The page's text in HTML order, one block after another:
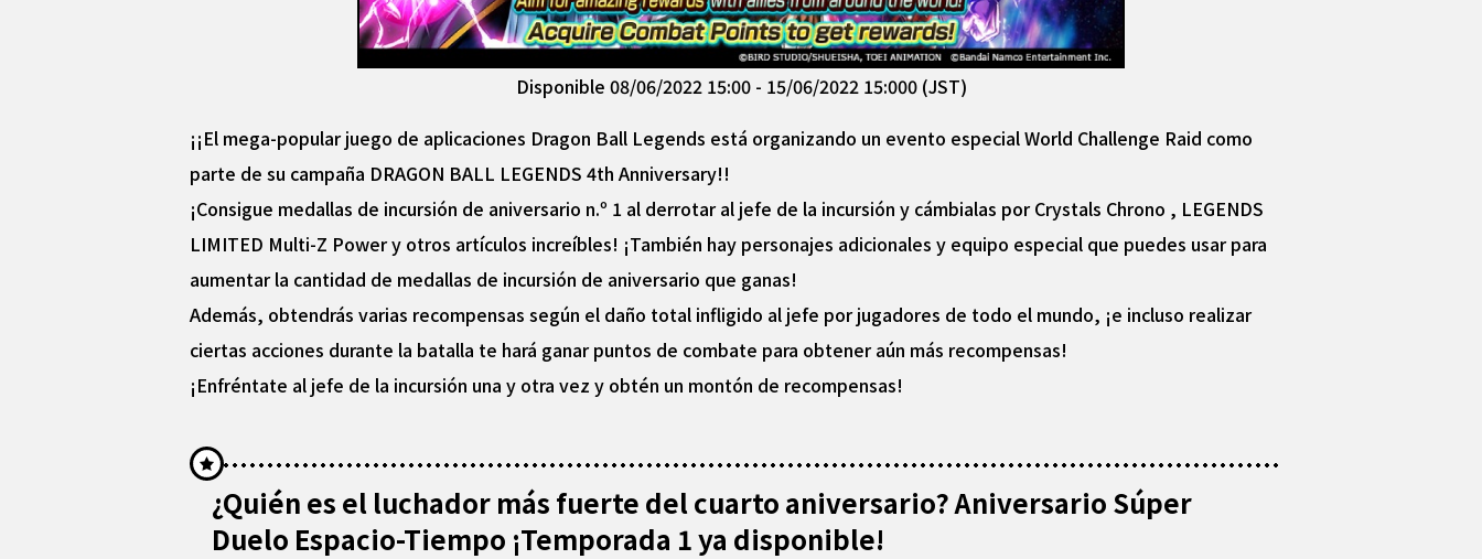
Disponible 08/06/2022 15:00 - 15/06/2022 15:000 (JST)
¡¡El mega-popular juego de aplicaciones Dragon Ball Legends está organizando un evento especial World Challenge Raid como
parte de su campaña DRAGON BALL LEGENDS 4th Anniversary!!
¡Consigue medallas de incursión de aniversario n.º 1 al derrotar al jefe de la incursión y cámbialas por Crystals Chrono , LEGENDS
LIMITED Multi-Z Power y otros artículos increíbles! ¡También hay personajes adicionales y equipo especial que puedes usar para
aumentar la cantidad de medallas de incursión de aniversario que ganas!
Además, obtendrás varias recompensas según el daño total infligido al jefe por jugadores de todo el mundo, ¡e incluso realizar
ciertas acciones durante la batalla te hará ganar puntos de combate para obtener aún más recompensas!
¡Enfréntate al jefe de la incursión una y otra vez y obtén un montón de recompensas!
¿Quién es el luchador más fuerte del cuarto aniversario? Aniversario Súper
Duelo Espacio-Tiempo ¡Temporada 1 ya disponible!